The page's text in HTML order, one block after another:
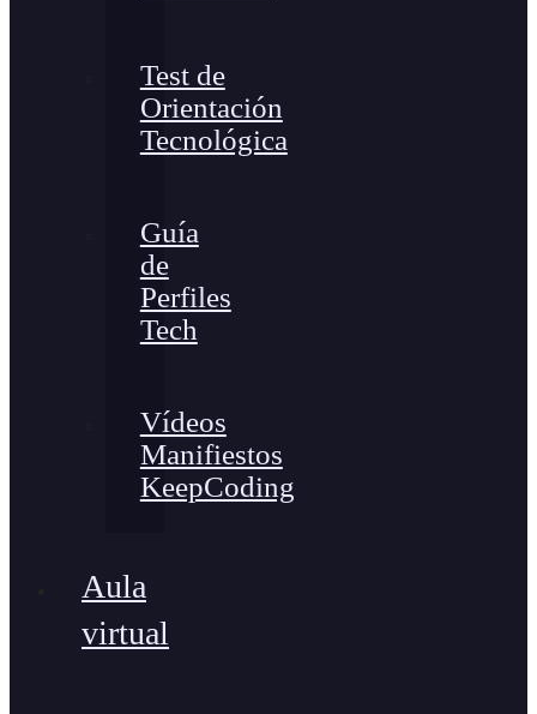
Test de
Orientación
Tecnológica
Guía
de
Perfiles
Tech
Vídeos
Manifiestos
KeepCoding
Aula
virtual